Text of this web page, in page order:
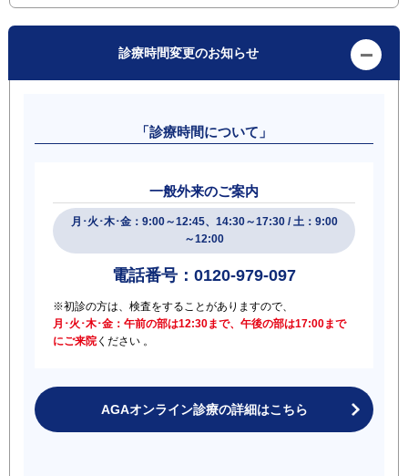
診療時間変更のお知らせ
「診療時間について」
一般外来のご案内
月･火･木･金：9:00～12:45、14:30～17:30 / 土：9:00
～12:00
電話番号：0120-979-097
※初診の方は、検査をすることがありますので、
月･火･木･金：午前の部は12:30まで、午後の部は17:00まで
にご来院ください 。
AGAオンライン診療の詳細はこちら